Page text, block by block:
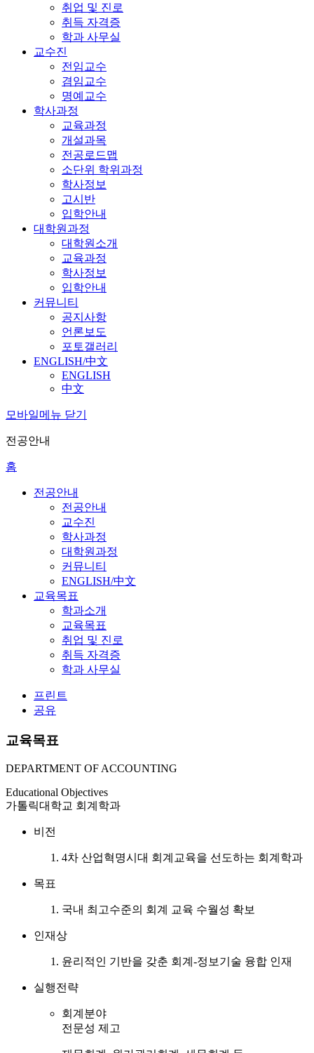
취업 및 진로
취득 자격증
학과 사무실
교수진
전임교수
겸임교수
명예교수
학사과정
교육과정
개설과목
전공로드맵
소단위 학위과정
학사정보
고시반
입학안내
대학원과정
대학원소개
교육과정
학사정보
입학안내
커뮤니티
공지사항
언론보도
포토갤러리
ENGLISH/中文
ENGLISH
中文
모바일메뉴 닫기
전공안내
홈
전공안내
전공안내
교수진
학사과정
대학원과정
커뮤니티
ENGLISH/中文
교육목표
학과소개
교육목표
취업 및 진로
취득 자격증
학과 사무실
프린트
공유
교육목표
DEPARTMENT OF ACCOUNTING
Educational Objectives
가톨릭대학교 회계학과
비전
4차 산업혁명시대 회계교육을 선도하는 회계학과
목표
국내 최고수준의 회계 교육 수월성 확보
인재상
윤리적인 기반을 갖춘 회계-정보기술 융합 인재
실행전략
회계분야
전문성 제고